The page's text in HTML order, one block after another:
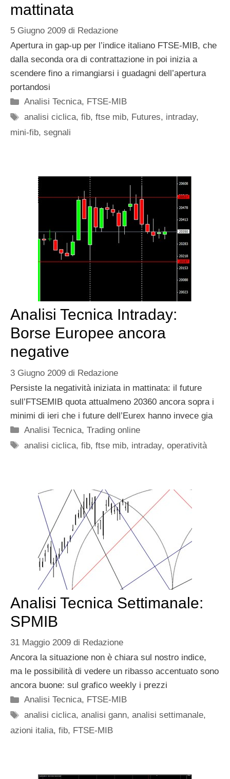
mattinata
5 Giugno 2009 di Redazione
Apertura in gap-up per l’indice italiano FTSE-MIB, che
dalla seconda ora di contrattazione in poi inizia a
scendere fino a rimangiarsi i guadagni dell’apertura
portandosi
Categorie
Analisi Tecnica, FTSE-MIB
Tag
analisi ciclica,fib,ftse mib, Futures, intraday,
mini-fib, segnali
Analisi Tecnica Intraday:
Borse Europee ancora
negative
3 Giugno 2009 di Redazione
Persiste la negatività iniziata in mattinata: il future
sull’FTSEMIB quota attualmeno 20360 ancora sopra i
minimi di ieri che i future dell’Eurex hanno invece gia
Categorie
Analisi Tecnica,Trading online
Tag
analisi ciclica,fib,ftse mib, intraday,operatività
Analisi Tecnica Settimanale:
SPMIB
31 Maggio 2009 di Redazione
Ancora la situazione non è chiara sul nostro indice,
ma le possibilità di vedere un ribasso accentuato sono
ancora buone: sul grafico weekly i prezzi
Categorie
Analisi Tecnica, FTSE-MIB
Tag
analisi ciclica,analisi gann,analisi settimanale,
azioni italia, fib, FTSE-MIB